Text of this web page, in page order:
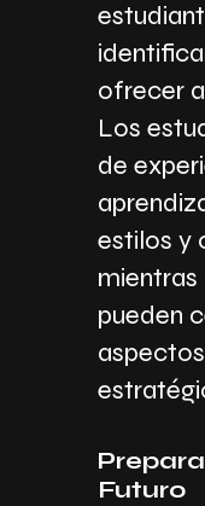
ofrecer
Los
de
estilos y
pueden
Futuro